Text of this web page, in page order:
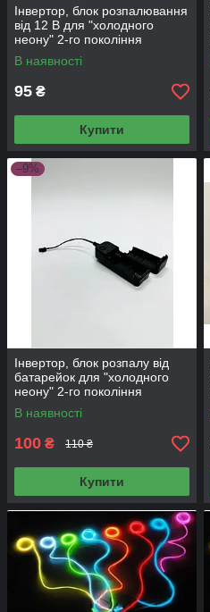
Інвертор, блок розпалювання
від 12 В для "холодного
неону" 2-го покоління
В наявності
95 ₴
Купити
–9%
Інвертор, блок розпалу від
батарейок для "холодного
неону" 2-го покоління
В наявності
100 ₴ 110 ₴
Купити